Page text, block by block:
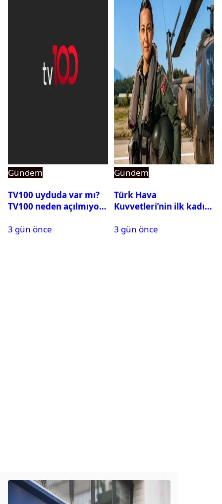
Gündem
TV100 uyduda var mı?
TV100 neden açılmıyor?
3 gün önce
Gündem
Türk Hava
Kuvvetleri’nin ilk kadın
Karapınar hakkında
3 gün önce